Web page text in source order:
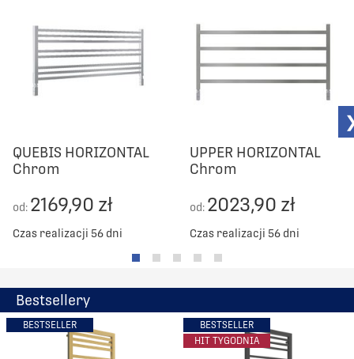
QUEBIS HORIZONTAL
Chrom
od: 2169,90 zł
Czas realizacji 56 dni
UPPER HORIZONTAL
Chrom
od: 2023,90 zł
Czas realizacji 56 dni
Bestsellery
BESTSELLER
BESTSELLER
HIT TYGODNIA